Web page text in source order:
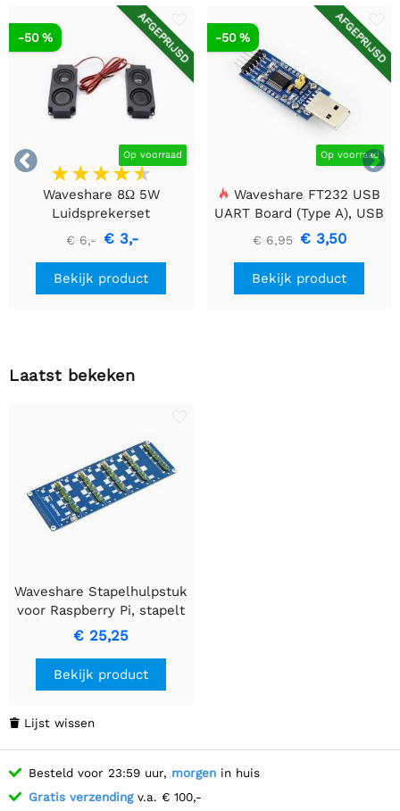


AFGEPRIJSD
Op voorraad
-50 %
Waveshare 8Ω 5W
Luidsprekerset
€ 6,- € 3,-
Bekijk product
AFGEPRIJSD
Op voorraad
-50 %
Waveshare FT232 USB
UART Board (Type A), USB
naar TTL (UART)
Communicatiemodule
€ 6,95 € 3,50
Bekijk product
Laatst bekeken
Waveshare Stapelhulpstuk
voor Raspberry Pi, stapelt
tot 5 hulpstukken tegelijk.
€ 25,25
Bekijk product
 Lijst wissen
Besteld voor 23:59 uur, morgen in huis
Gratis verzendingv.a. € 100,-